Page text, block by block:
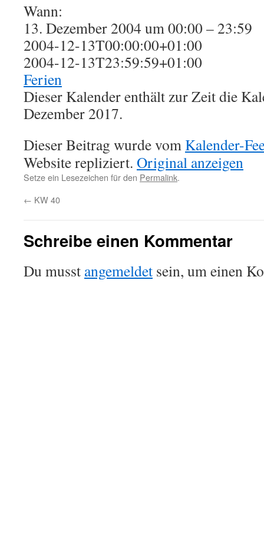
Wann:
13. Dezember 2004 um 00:00 – 23:59
2004-12-13T00:00:00+01:00
2004-12-13T23:59:59+01:00
Ferien
Dieser Kalender enthält zur Zeit die
Dezember 2017.
Dieser Beitrag wurde vom Kalender-
Website repliziert. Original anzeigen
Setze ein Lesezeichen für den Permalink.
← KW 40
Schreibe einen Kommentar
Du musst angemeldet sein, um einen